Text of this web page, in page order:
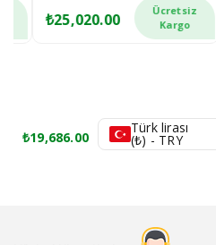
of
25,020.00
Ücretsiz
Kargo
of
₺19,686.00
Türk lirası
(₺) - TRY